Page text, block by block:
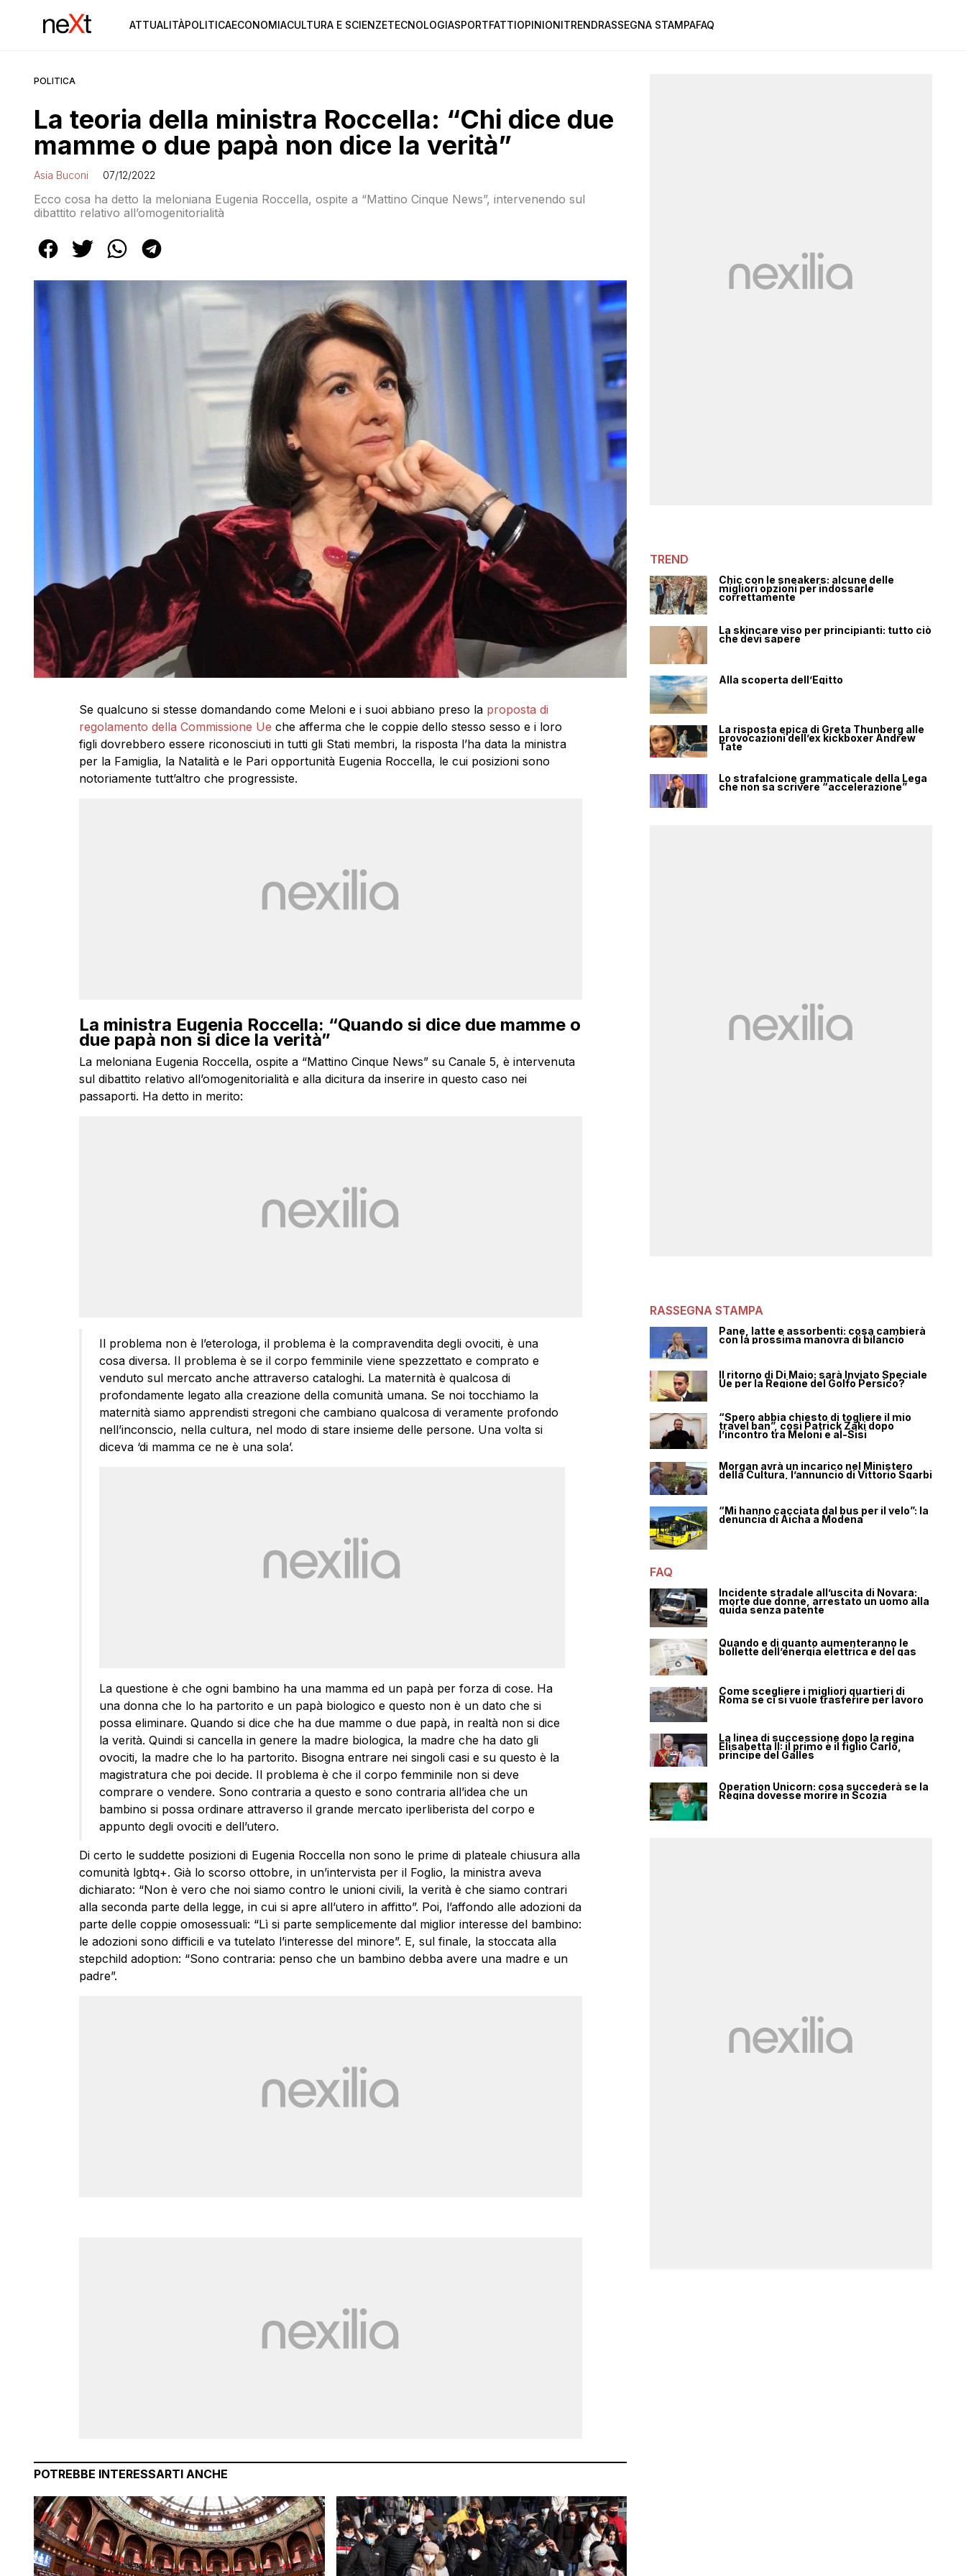
ATTUALITÀPOLITICAECONOMIACULTURA E SCIENZETECNOLOGIASPORTFATTIOPINIONITRENDRASSEGNA STAMPAFAQ
POLITICA
La teoria della ministra Roccella: “Chi dice due
mamme o due papà non dice la verità”
Asia Buconi 07/12/2022
Ecco cosa ha detto la meloniana Eugenia Roccella, ospite a “Mattino Cinque News”, intervenendo sul
dibattito relativo all’omogenitorialità
Se qualcuno si stesse domandando come Meloni e i suoi abbiano preso la proposta di
regolamento della Commissione Ue che afferma che le coppie dello stesso sesso e i loro
figli dovrebbero essere riconosciuti in tutti gli Stati membri, la risposta l’ha data la ministra
per la Famiglia, la Natalità e le Pari opportunità Eugenia Roccella, le cui posizioni sono
notoriamente tutt’altro che progressiste.
La ministra Eugenia Roccella: “Quando si dice due mamme o
due papà non si dice la verità”
La meloniana Eugenia Roccella, ospite a “Mattino Cinque News” su Canale 5, è intervenuta
sul dibattito relativo all’omogenitorialità e alla dicitura da inserire in questo caso nei
passaporti. Ha detto in merito:
Il problema non è l’eterologa, il problema è la compravendita degli ovociti, è una
cosa diversa. Il problema è se il corpo femminile viene spezzettato e comprato e
venduto sul mercato anche attraverso cataloghi. La maternità è qualcosa di
profondamente legato alla creazione della comunità umana. Se noi tocchiamo la
maternità siamo apprendisti stregoni che cambiano qualcosa di veramente profondo
nell’inconscio, nella cultura, nel modo di stare insieme delle persone. Una volta si
diceva ‘di mamma ce ne è una sola’.
La questione è che ogni bambino ha una mamma ed un papà per forza di cose. Ha
una donna che lo ha partorito e un papà biologico e questo non è un dato che si
possa eliminare. Quando si dice che ha due mamme o due papà, in realtà non si dice
la verità. Quindi si cancella in genere la madre biologica, la madre che ha dato gli
ovociti, la madre che lo ha partorito. Bisogna entrare nei singoli casi e su questo è la
magistratura che poi decide. Il problema è che il corpo femminile non si deve
comprare o vendere. Sono contraria a questo e sono contraria all’idea che un
bambino si possa ordinare attraverso il grande mercato iperliberista del corpo e
appunto degli ovociti e dell’utero.
Di certo le suddette posizioni di Eugenia Roccella non sono le prime di plateale chiusura alla
comunità lgbtq+. Già lo scorso ottobre, in un’intervista per il Foglio, la ministra aveva
dichiarato: “Non è vero che noi siamo contro le unioni civili, la verità è che siamo contrari
alla seconda parte della legge, in cui si apre all’utero in affitto”. Poi, l’affondo alle adozioni da
parte delle coppie omosessuali: “Lì si parte semplicemente dal miglior interesse del bambino:
le adozioni sono difficili e va tutelato l’interesse del minore”. E, sul finale, la stoccata alla
stepchild adoption: “Sono contraria: penso che un bambino debba avere una madre e un
padre”.
POTREBBE INTERESSARTI ANCHE
TREND
Chic con le sneakers: alcune delle
migliori opzioni per indossarle
correttamente
La skincare viso per principianti: tutto ciò
che devi sapere
Alla scoperta dell’Egitto
La risposta epica di Greta Thunberg alle
provocazioni dell’ex kickboxer Andrew
Tate
Lo strafalcione grammaticale della Lega
che non sa scrivere “accelerazione”
RASSEGNA STAMPA
Pane, latte e assorbenti: cosa cambierà
con la prossima manovra di bilancio
Il ritorno di Di Maio: sarà Inviato Speciale
Ue per la Regione del Golfo Persico?
“Spero abbia chiesto di togliere il mio
travel ban”, così Patrick Zaki dopo
l’incontro tra Meloni e al-Sisi
Morgan avrà un incarico nel Ministero
della Cultura, l’annuncio di Vittorio Sgarbi
“Mi hanno cacciata dal bus per il velo”: la
denuncia di Aicha a Modena
FAQ
Incidente stradale all’uscita di Novara:
morte due donne, arrestato un uomo alla
guida senza patente
Quando e di quanto aumenteranno le
bollette dell’energia elettrica e del gas
Come scegliere i migliori quartieri di
Roma se ci si vuole trasferire per lavoro
La linea di successione dopo la regina
Elisabetta II: il primo è il figlio Carlo,
principe del Galles
Operation Unicorn: cosa succederà se la
Regina dovesse morire in Scozia